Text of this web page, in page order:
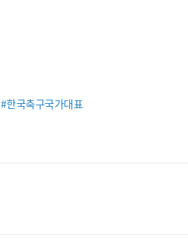
#한국축구국가대표